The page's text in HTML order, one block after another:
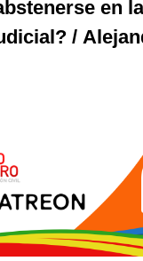
en
/